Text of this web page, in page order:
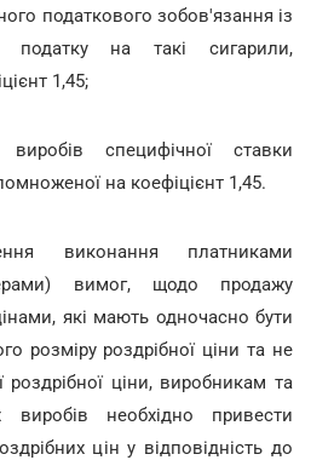
податкового зобов'язання із
податку на такі сигарили,
1,45;
специфічної ставки
на коефіцієнт 1,45.
виконання платниками
вимог, щодо продажу
які мають одночасно бути
розміру роздрібної ціни та не
ціни, виробникам та
виробів необхідно привести
цін у відповідність до